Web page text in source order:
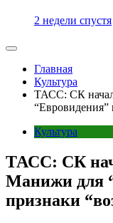
2 недели спустя
Главная
Культура
ТАСС: СК
“Евровидения”
Культура
ТАСС: СК
Манижи для
признаки